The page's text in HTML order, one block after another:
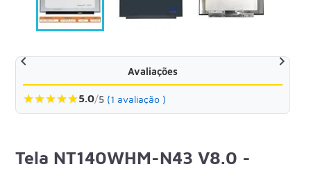
 
Avaliações
★★★★★5.0/5 (1 avaliação )
Tela NT140WHM-N43 V8.0 -